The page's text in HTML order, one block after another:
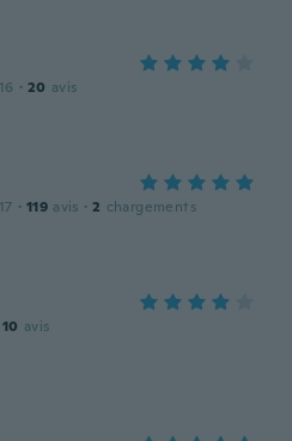
· 20 avis
· 119 avis · 2 chargements
10 avis